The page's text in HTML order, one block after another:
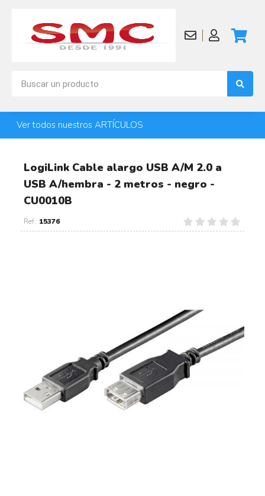
Ver todos nuestros ARTÍCULOS
LogiLink Cable alargo USB A/M 2.0 a
USB A/hembra - 2 metros - negro -
CU0010B
15376